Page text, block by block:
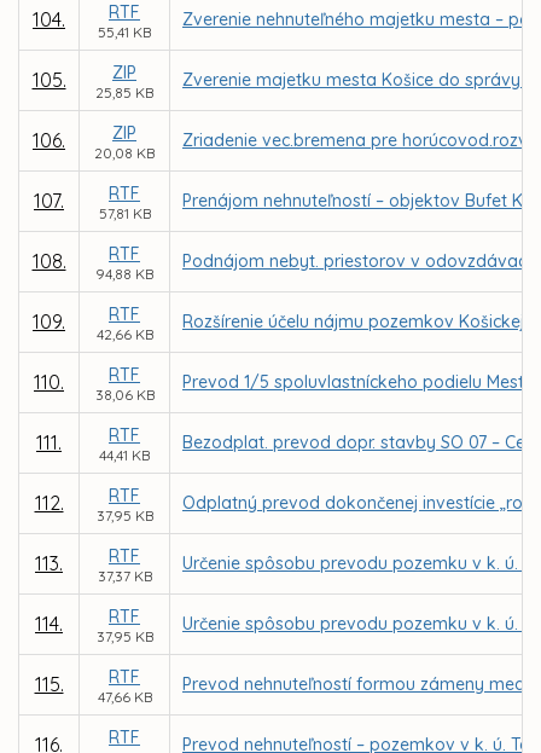
104. RTF
55,41 KB
Zverenie nehnuteľného majetku mesta –
105. ZIP
25,85 KB
Zverenie majetku mesta Košice do správy
106. ZIP
20,08 KB
Zriadenie vec.bremena pre
107. RTF
57,81 KB
Prenájom nehnuteľností – objektov Bufet
108. RTF
94,88 KB
Podnájom nebyt. priestorov v
109. RTF
42,66 KB
Rozšírenie účelu nájmu pozemkov Košickej
110. RTF
38,06 KB
Prevod 1/5 spoluvlastníckeho podielu
111. RTF
44,41 KB
Bezodplat. prevod dopr. stavby SO 07 –
112. RTF
37,95 KB
Odplatný prevod dokončenej investície
113. RTF
37,37 KB
Určenie spôsobu prevodu pozemku v k. ú.
114. RTF
37,95 KB
Určenie spôsobu prevodu pozemku v k. ú.
115. RTF
47,66 KB
Prevod nehnuteľností formou zámeny
116. RTF Prevod nehnuteľností – pozemkov v k. ú.